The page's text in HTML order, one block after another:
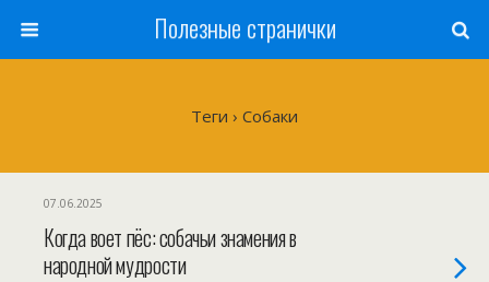
Полезные странички
Теги › Собаки
07.06.2025
Когда воет пёс: собачьи знамения в
народной мудрости